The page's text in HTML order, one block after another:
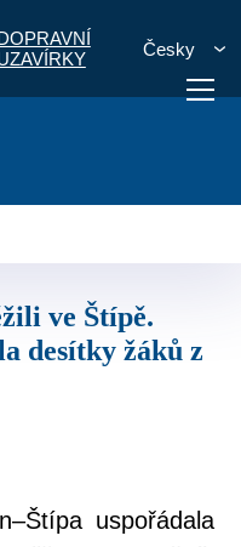
Česky
desítky žáků z
uspořádala